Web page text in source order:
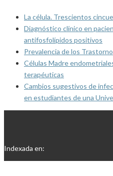
La célula. Trescientos
Diagnóstico clínico en
antifosfolípidos positivos
Prevalencia de los
Células Madre
terapéuticas
Cambios sugestivos de
en estudiantes de una
Indexada en: